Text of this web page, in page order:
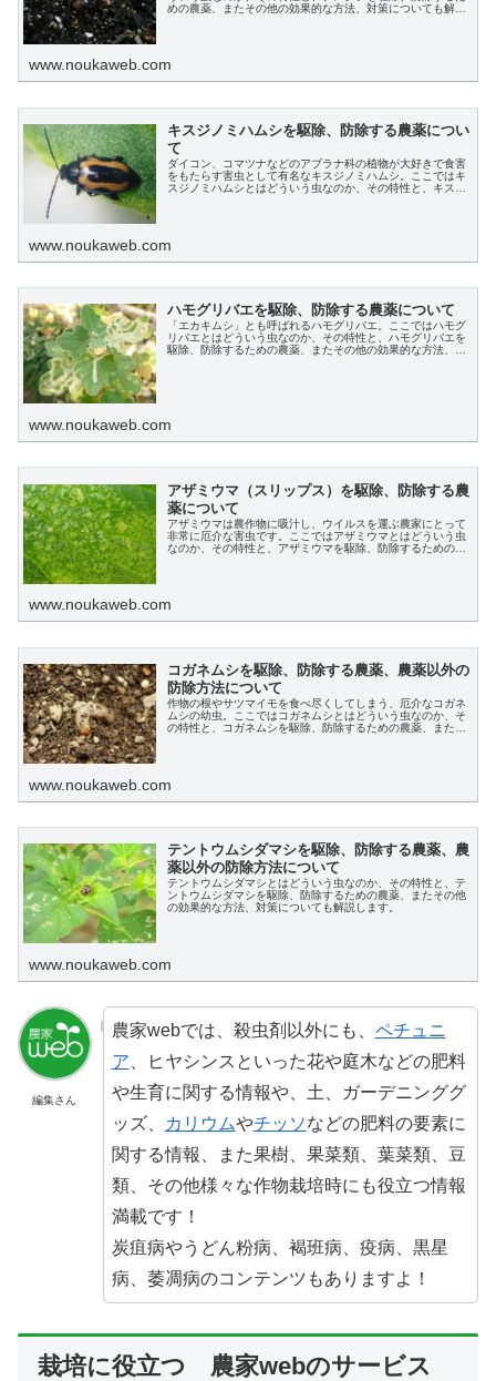
めの農薬、またその他の効果的な方法、対策についても解説
www.noukaweb.com
キスジノミハムシを駆除、防除する農薬につい
て
ダイコン、コマツナなどのアブラナ科の植物が大好きで食害
をもたらす害虫として有名なキスジノミハムシ。ここではキ
スジノミハムシとはどういう虫なのか、その特性と、キスジ
www.noukaweb.com
ハモグリバエを駆除、防除する農薬について
「エカキムシ」とも呼ばれるハモグリバエ。ここではハモグ
リバエとはどういう虫なのか、その特性と、ハモグリバエを
駆除、防除するための農薬、またその他の効果的な方法、対
www.noukaweb.com
アザミウマ（スリップス）を駆除、防除する農
薬について
アザミウマは農作物に吸汁し、ウイルスを運ぶ農家にとって
非常に厄介な害虫です。ここではアザミウマとはどういう虫
なのか、その特性と、アザミウマを駆除、防除するための農
www.noukaweb.com
コガネムシを駆除、防除する農薬、農薬以外の
防除方法について
作物の根やサツマイモを食べ尽くしてしまう、厄介なコガネ
ムシの幼虫。ここではコガネムシとはどういう虫なのか、そ
の特性と、コガネムシを駆除、防除するための農薬、またそ
www.noukaweb.com
テントウムシダマシを駆除、防除する農薬、農
薬以外の防除方法について
テントウムシダマシとはどういう虫なのか、その特性と、テ
ントウムシダマシを駆除、防除するための農薬、またその他
の効果的な方法、対策についても解説します。
www.noukaweb.com
編集さん
農家webでは、殺虫剤以外にも、 ペチュニ
ア 、ヒヤシンスといった花や庭木などの肥料
や生育に関する情報や、土、ガーデニンググ
ッズ、
カリウムやチッソなどの肥料の要素に
関する情報、また果樹、果菜類、葉菜類、豆
類、その他様々な作物栽培時にも役立つ情報
満載です！
炭疽病やうどん粉病、褐班病、疫病、黒星
病、萎凋病のコンテンツもありますよ！
栽培に役立つ 農家webのサービス